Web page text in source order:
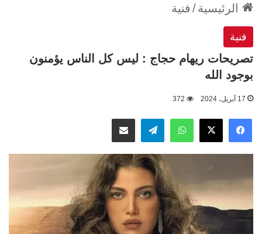
الرئيسية/ فنية
فنية
تصريحات ريهام حجاج : ليس كل الناس يؤمنون
بوجود الله
17 أبريل، 2024 372
فيسبوك
‫X واتسابتيلقراممشاركة عبر البريد